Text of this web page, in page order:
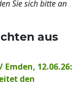
Sie sich bitte an
aus
12.06.26:
den